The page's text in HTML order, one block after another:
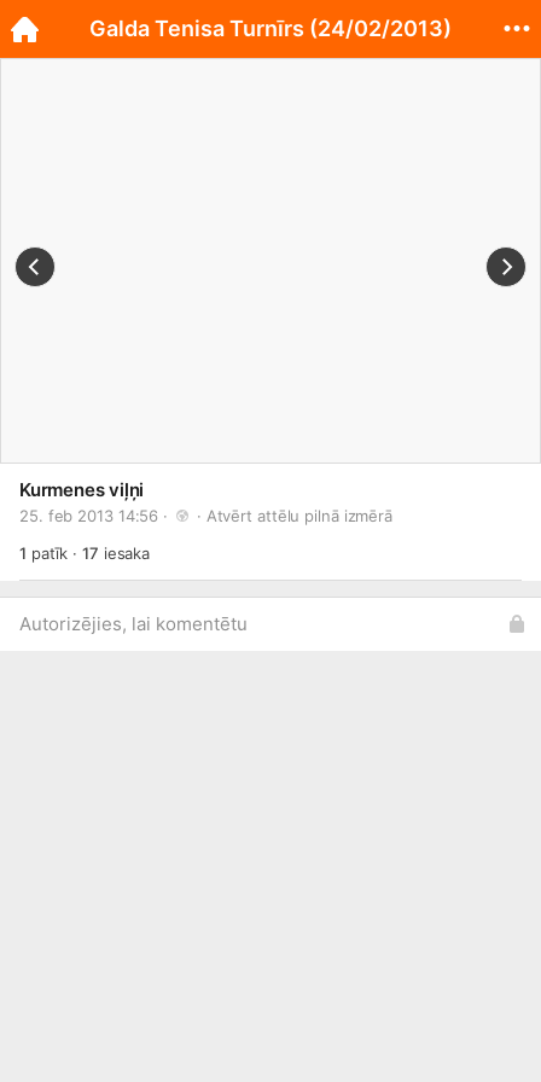
Kurmenes viļņi
25. feb 2013 14:56 · · Atvērt attēlu pilnā izmērā
1 patīk ·17 iesaka
Autorizējies, lai komentētu
Galda Tenisa Turnīrs (24/02/2013)